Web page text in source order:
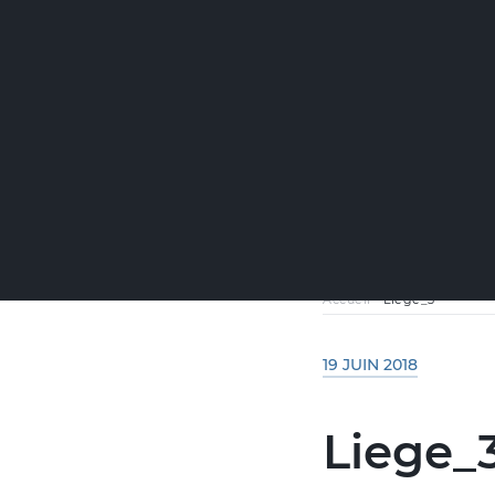
Accueil-Liege_3
19 JUIN 2018